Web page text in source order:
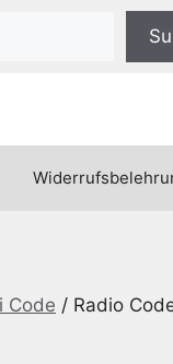
Code / Radio